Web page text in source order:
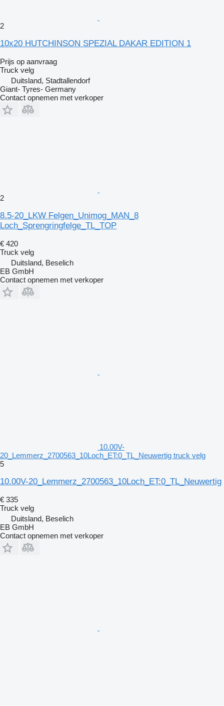
2
10x20 HUTCHINSON SPEZIAL DAKAR EDITION 1
Prijs op aanvraag
Truck velg
Duitsland, Stadtallendorf
Giant- Tyres- Germany
Contact opnemen met verkoper
2
8.5-20_LKW Felgen_Unimog_MAN_8
Loch_Sprengringfelge_TL_TOP
€ 420
Truck velg
Duitsland, Beselich
EB GmbH
Contact opnemen met verkoper
10.00V-
20_Lemmerz_2700563_10Loch_ET:0_TL_Neuwertig truck velg
5
10.00V-20_Lemmerz_2700563_10Loch_ET:0_TL_Neuwertig
€ 335
Truck velg
Duitsland, Beselich
EB GmbH
Contact opnemen met verkoper